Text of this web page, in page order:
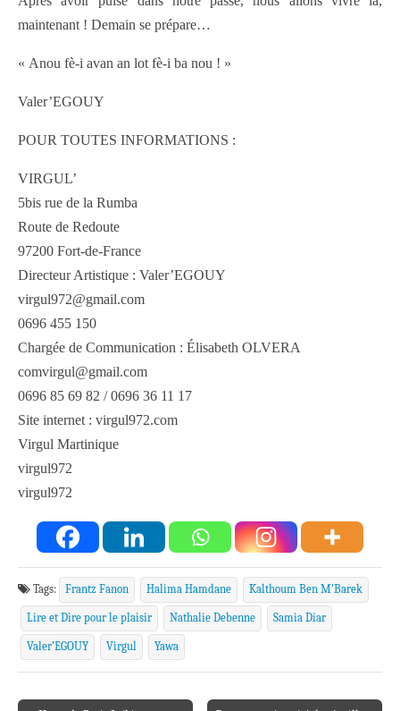
maintenant ! Demain se prépare…
« Anou fè-i avan an lot fè-i ba nou ! »
Valer’EGOUY
POUR TOUTES INFORMATIONS :
VIRGUL’
5bis rue de la Rumba
Route de Redoute
97200 Fort-de-France
Directeur Artistique : Valer’EGOUY
virgul972@gmail.com
0696 455 150
Chargée de Communication : Élisabeth OLVERA
comvirgul@gmail.com
0696 85 69 82 / 0696 36 11 17
Site internet : virgul972.com
Virgul Martinique
virgul972
virgul972
Tags: Frantz Fanon Halima Hamdane Kalthoum Ben M'Barek
Lire et Dire pour le plaisir Nathalie Debenne Samia Diar
Valer’EGOUY Virgul Yawa